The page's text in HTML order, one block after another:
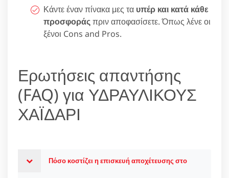
Κάντε έναν πίνακα μες τα υπέρ και κατά κάθε
προσφοράςπριν αποφασίσετε. Όπως λένε οι
ξένοι Cons and Pros.
Ερωτήσεις απαντήσης
(FAQ) για ΥΔΡΑΥΛΙΚΟΥΣ
ΧΑΪΔΑΡΙ
Πόσο κοστίζει η επισκευή αποχέτευσης στο